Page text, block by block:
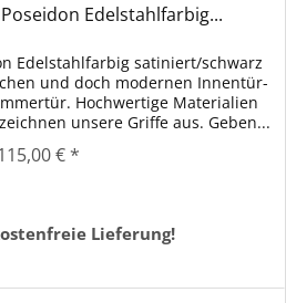
Edelstahlfarbig...
Edelstahlfarbig satiniert/schwarz
und doch modernen Innentür-
Hochwertige Materialien
unsere Griffe aus. Geben...
€ *
Lieferung!